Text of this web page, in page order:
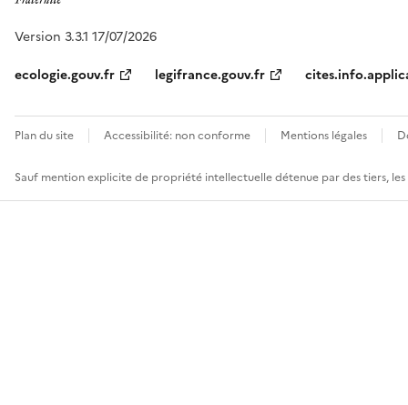
Version 3.3.1 17/07/2026
ecologie.gouv.fr
legifrance.gouv.fr
Plan du site Accessibilité: non conforme Mentions légales
Sauf mention explicite de propriété intellectuelle détenue par des tiers,